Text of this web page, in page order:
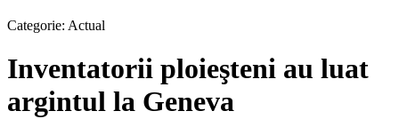
Categorie: Actual
Inventatorii ploieşteni au luat
argintul la Geneva